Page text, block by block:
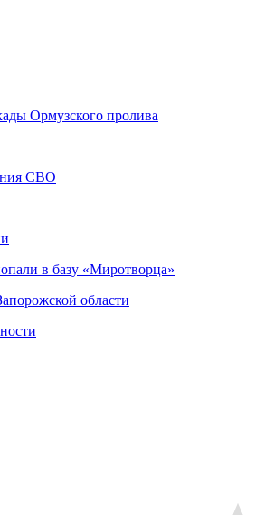
Ормузского пролива
СВО
в базу «Миротворца»
области